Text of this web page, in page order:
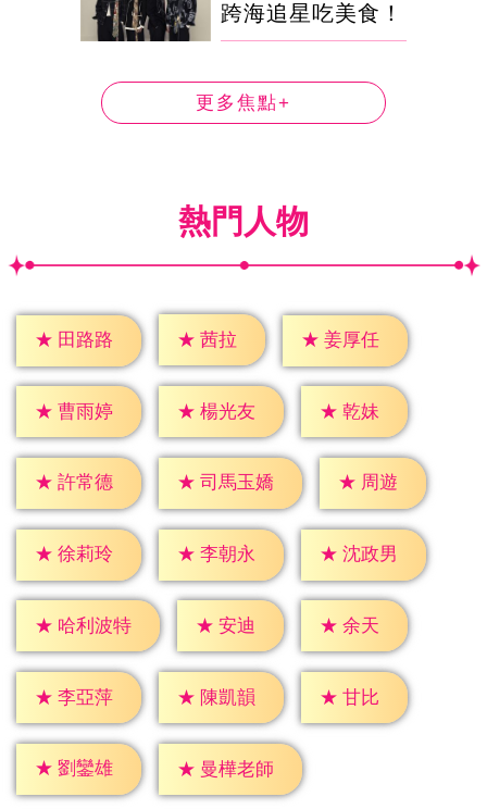
跨海追星吃美食！
更多焦點+
熱門人物
★ 田路路 ★ 茜拉 ★ 姜厚任
★ 曹雨婷 ★ 楊光友 ★ 乾妹
★ 許常德 ★ 司馬玉嬌 ★ 周遊
★ 徐莉玲 ★ 李朝永 ★ 沈政男
★ 哈利波特 ★ 安迪 ★ 余天
★ 李亞萍 ★ 陳凱韻 ★ 甘比
★ 劉鑾雄 ★ 曼樺老師